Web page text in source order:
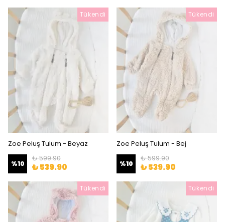
Tükendi
Zoe Peluş Tulum - Beyaz
%10
₺ 599.90
₺ 539.90
Tükendi
Zoe Peluş Tulum - Bej
%10
₺ 599.90
₺ 539.90
Tükendi Tükendi